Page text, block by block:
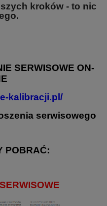
kroków - to nic
SERWISOWE ON-
kalibracji.pl/
serwisowego
POBRAĆ: